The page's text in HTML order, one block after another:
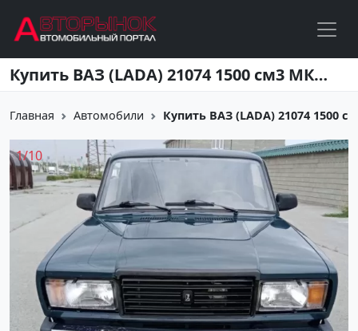
Перейти к основному содержанию Купить ВАЗ (LADA) 21074 1500 см3 МКПП (75 л.с.) Бензин инжектор в Хадыженск: цвет Зеленый Седан 2005 года по цене 167000 рублей, объявление №22432 на сайте Авторынок23
Главная Автомобили Купить ВАЗ (LADA) 21074 1500
1/10